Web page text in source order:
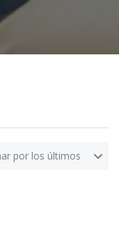
por los últimos